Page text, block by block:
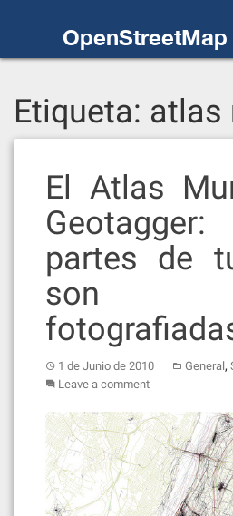
OpenStreetMap
Etiqueta: atlas
El Atlas
partes de
son
1 de Junio de 2010 General,
Leave a comment